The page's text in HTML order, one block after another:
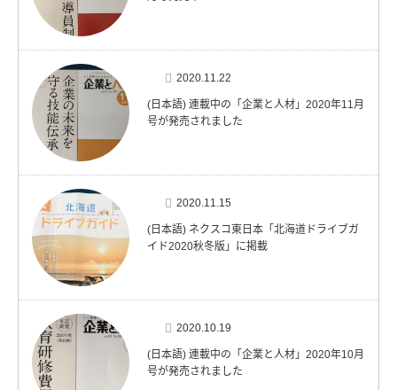
2020.11.22
(日本語) 連載中の「企業と人材」2020年11月
号が発売されました
2020.11.15
(日本語) ネクスコ東日本「北海道ドライブガ
イド2020秋冬版」に掲載
2020.10.19
(日本語) 連載中の「企業と人材」2020年10月
号が発売されました